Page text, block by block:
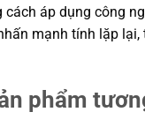
áp dụng công
mạnh tính lặp
phẩm